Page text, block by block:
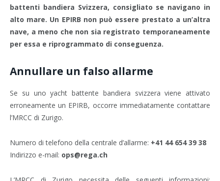
battenti bandiera Svizzera, consigliato se navigano in
alto mare. Un EPIRB non può essere prestato a un’altra
nave, a meno che non sia registrato temporaneamente
per essa e riprogrammato di conseguenza.
Annullare un falso allarme
Se su uno yacht battente bandiera svizzera viene attivato
erroneamente un EPIRB, occorre immediatamente contattare
l’MRCC di Zurigo.
Numero di telefono della centrale d’allarme: +41 44 654 39 38
Indirizzo e-mail: ops@rega.ch